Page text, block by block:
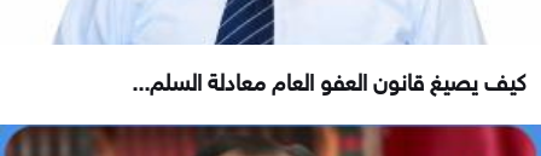
كيف يصيغ قانون العفو العام معادلة السلم...